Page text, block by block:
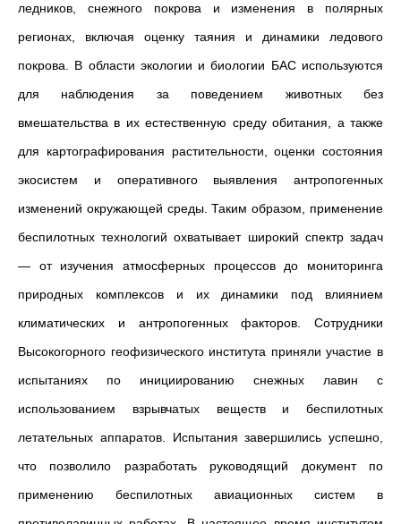
ледников, снежного покрова и изменения в полярных
регионах, включая оценку таяния и динамики ледового
покрова. В области экологии и биологии БАС используются
для наблюдения за поведением животных без
вмешательства в их естественную среду обитания, а также
для картографирования растительности, оценки состояния
экосистем и оперативного выявления антропогенных
изменений окружающей среды. Таким образом, применение
беспилотных технологий охватывает широкий спектр задач
— от изучения атмосферных процессов до мониторинга
природных комплексов и их динамики под влиянием
климатических и антропогенных факторов. Сотрудники
Высокогорного геофизического института приняли участие в
испытаниях по инициированию снежных лавин с
использованием взрывчатых веществ и беспилотных
летательных аппаратов. Испытания завершились успешно,
что позволило разработать руководящий документ по
применению беспилотных авиационных систем в